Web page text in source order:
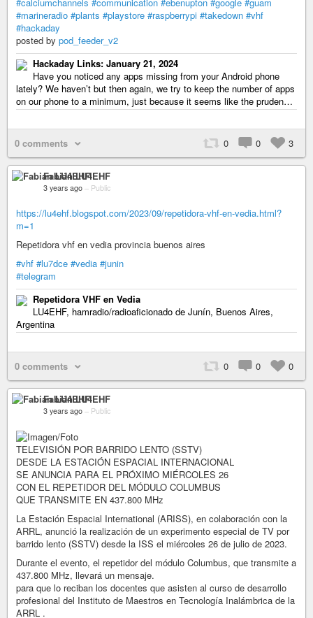
#marineradio #plants #playstore #raspberrypi #takedown #vhf
#hackaday
posted by pod_feeder_v2
Hackaday Links: January 21, 2024
Have you noticed any apps missing from your Android phone
lately? We haven’t but then again, we try to keep the number of apps
on our phone to a minimum, just because it seems like the pruden…
0 comments 0 0 3
Fabián LU4EHF
3 years ago – Public
https://lu4ehf.blogspot.com/2023/09/repetidora-vhf-en-vedia.html?
m=1
Repetidora vhf en vedia provincia buenos aires
#vhf #lu7dce #vedia #junin
#telegram
Repetidora VHF en Vedia
LU4EHF, hamradio/radioaficionado de Junín, Buenos Aires,
Argentina
0 comments 0 0 0
Fabián LU4EHF
3 years ago – Public
TELEVISIÓN POR BARRIDO LENTO (SSTV)
DESDE LA ESTACIÓN ESPACIAL INTERNACIONAL
SE ANUNCIA PARA EL PRÓXIMO MIÉRCOLES 26
CON EL REPETIDOR DEL MÓDULO COLUMBUS
QUE TRANSMITE EN 437.800 MHz
La Estación Espacial International (ARISS), en colaboración con la
ARRL, anunció la realización de un experimento especial de TV por
barrido lento (SSTV) desde la ISS el miércoles 26 de julio de 2023.
Durante el evento, el repetidor del módulo Columbus, que transmite a
437.800 MHz, llevará un mensaje.
para que lo reciban los docentes que asisten al curso de desarrollo
profesional del Instituto de Maestros en Tecnología Inalámbrica de la
ARRL .